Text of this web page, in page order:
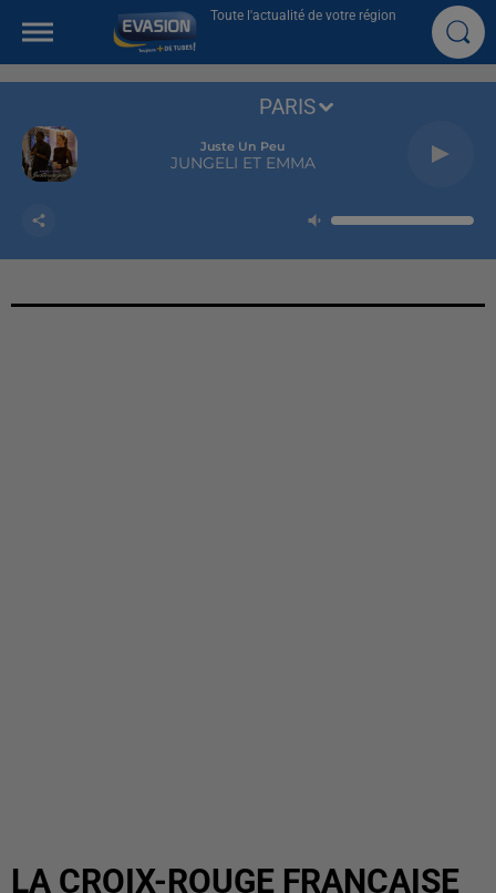
Toute l'actualité de votre région
Juste Un Peu
JUNGELI ET EMMA
PARIS
LA CROIX-ROUGE FRANÇAISE